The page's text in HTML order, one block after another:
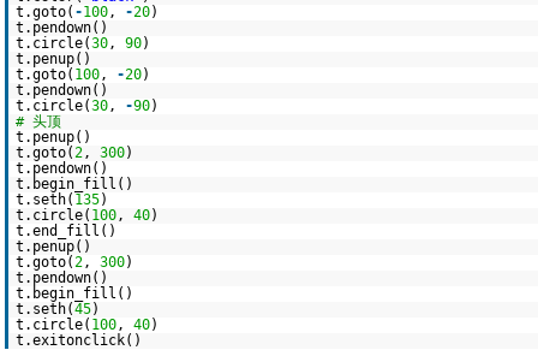
t.goto( -100, -20)
t.pendown()
t.circle(30, 90)
t.penup()
t.goto( 100, -20)
t.pendown()
t.circle(30, -90)
# 头顶
t.penup()
t.goto(2, 300)
t.pendown()
t.begin_fill()
t.seth( 135)
t.circle( 100, 40)
t.end_fill()
t.penup()
t.goto(2, 300)
t.pendown()
t.begin_fill()
t.seth(45)
t.circle( 100, 40)
t.exitonclick()